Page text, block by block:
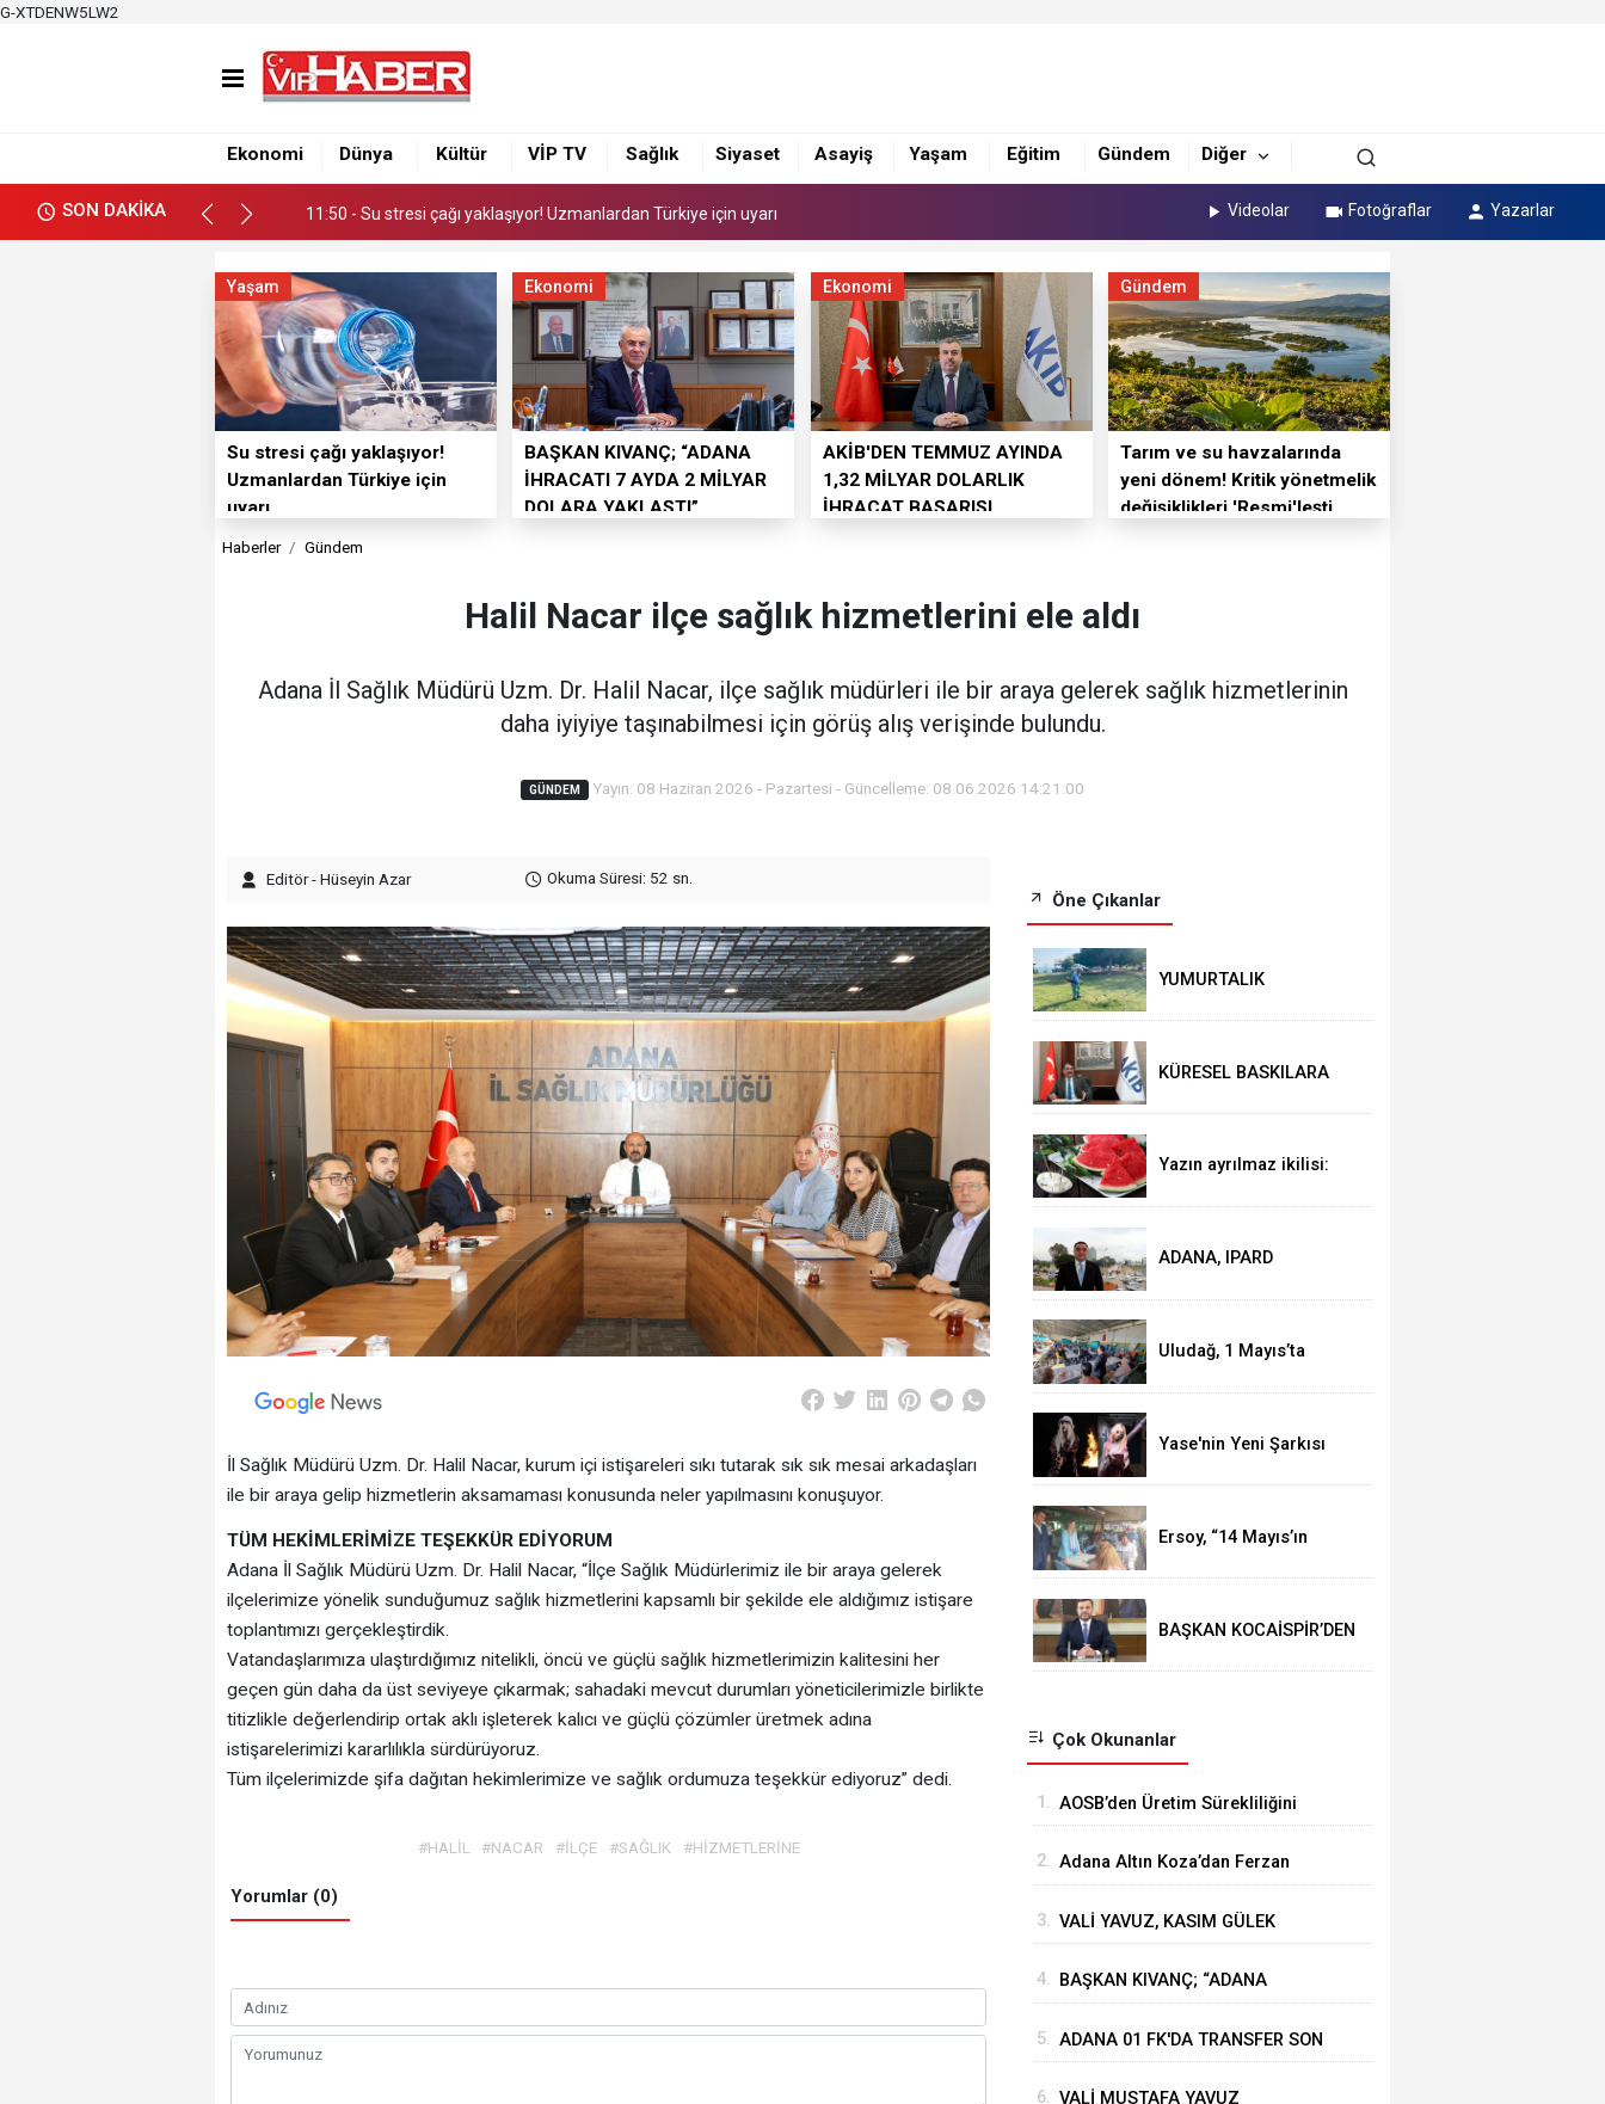
G-XTDENW5LW2
Ekonomi Dünya Kültür VİP TV Sağlık Siyaset Asayiş Yaşam Eğitim Gündem Diğer
SON DAKİKA
11:50 - Su stresi çağı yaklaşıyor! Uzmanlardan Türkiye için uyarı
12:34 - Nacar, Balcalı Hastanesi yönetimi ile görüştü
11:50 - Su stresi çağı yaklaşıyor! Uzmanlardan Türkiye için uyarı Videolar Fotoğraflar Yazarlar
Yaşam
Su stresi çağı yaklaşıyor!
Uzmanlardan Türkiye için
uyarı
Ekonomi
BAŞKAN KIVANÇ; “ADANA
İHRACATI 7 AYDA 2 MİLYAR
DOLARA YAKLAŞTI”
Ekonomi
AKİB'DEN TEMMUZ AYINDA
1,32 MİLYAR DOLARLIK
İHRACAT BAŞARISI
Gündem
Tarım ve su havzalarında
yeni dönem! Kritik yönetmelik
değişiklikleri 'Resmi'leşti
Haberler Gündem
Halil Nacar ilçe sağlık hizmetlerini ele aldı
Adana İl Sağlık Müdürü Uzm. Dr. Halil Nacar, ilçe sağlık müdürleri ile bir araya gelerek sağlık hizmetlerinin
daha iyiyiye taşınabilmesi için görüş alış verişinde bulundu.
GÜNDEM Yayın: 08 Haziran 2026 - Pazartesi - Güncelleme: 08.06.2026 14:21:00
Editör - Hüseyin Azar Okuma Süresi: 52 sn.
İl Sağlık Müdürü Uzm. Dr. Halil Nacar, kurum içi istişareleri sıkı tutarak sık sık mesai arkadaşları
ile bir araya gelip hizmetlerin aksamaması konusunda neler yapılmasını konuşuyor.
TÜM HEKİMLERİMİZE TEŞEKKÜR EDİYORUM
Adana İl Sağlık Müdürü Uzm. Dr. Halil Nacar, “İlçe Sağlık Müdürlerimiz ile bir araya gelerek
ilçelerimize yönelik sunduğumuz sağlık hizmetlerini kapsamlı bir şekilde ele aldığımız istişare
toplantımızı gerçekleştirdik.
Vatandaşlarımıza ulaştırdığımız nitelikli, öncü ve güçlü sağlık hizmetlerimizin kalitesini her
geçen gün daha da üst seviyeye çıkarmak; sahadaki mevcut durumları yöneticilerimizle birlikte
titizlikle değerlendirip ortak aklı işleterek kalıcı ve güçlü çözümler üretmek adına
istişarelerimizi kararlılıkla sürdürüyoruz.
Tüm ilçelerimizde şifa dağıtan hekimlerimize ve sağlık ordumuza teşekkür ediyoruz” dedi.
#HALİL #NACAR #İLÇE #SAĞLIK #HİZMETLERİNE
Yorumlar (0)
Öne Çıkanlar
YUMURTALIK
ALAN HAMLESİ
KÜRESEL BASKILARA
293,3 MİLYON DOLARLIK
Yazın ayrılmaz ikilisi:
ADANA, IPARD
Uludağ, 1 Mayıs’ta
Yase'nin Yeni Şarkısı
Buluştu
Ersoy, “14 Mayıs’ın
BAŞKAN KOCAİSPİR’DEN
MESAJI
Çok Okunanlar
1. ⁠AOSB’den Üretim Sürekliliğini
2. Adana Altın Koza’dan Ferzan
Ödülü
3. VALİ YAVUZ, KASIM GÜLEK
ÇALIŞMALARI İNCELEDİ
4. BAŞKAN KIVANÇ; “ADANA
DOLARA YAKLAŞTI”
5. ADANA 01 FK'DA TRANSFER SON
6. VALİ MUSTAFA YAVUZ